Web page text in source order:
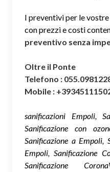
I preventivi per le
con prezzi e costi
preventivo senza
Oltre il Ponte
Telefono :
Mobile :
sanificazioni Empoli,
Sanificazione con
Sanificazione a Empoli,
Empoli, Sanificazione
Sanificazione